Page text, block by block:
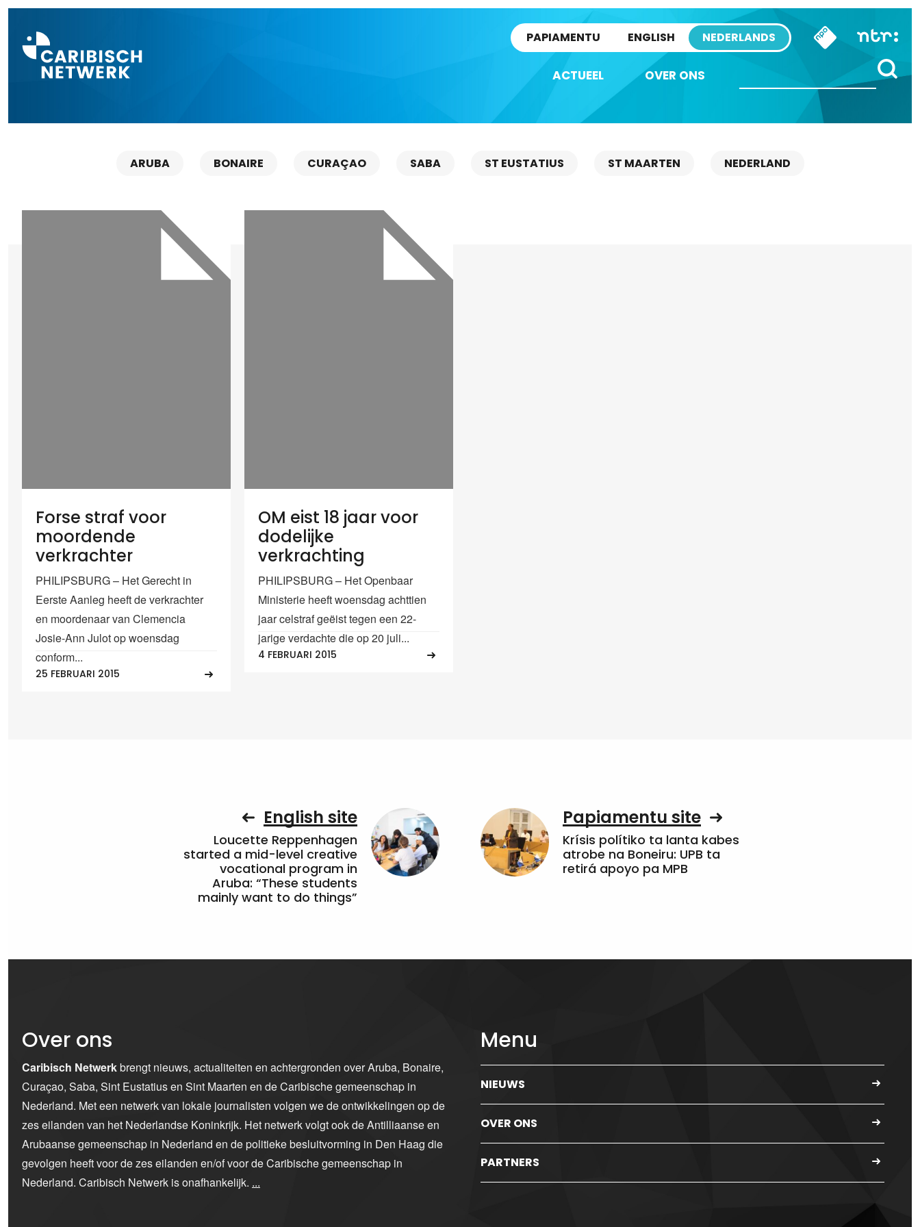
PAPIAMENTU ENGLISH NEDERLANDS
ACTUEEL OVER ONS
ARUBA BONAIRE CURAÇAO SABA ST EUSTATIUS ST MAARTEN NEDERLAND
Forse straf voor
moordende
verkrachter
PHILIPSBURG – Het Gerecht in
Eerste Aanleg heeft de verkrachter
en moordenaar van Clemencia
Josie-Ann Julot op woensdag
conform...
25 FEBRUARI 2015
OM eist 18 jaar voor
dodelijke
verkrachting
PHILIPSBURG – Het Openbaar
Ministerie heeft woensdag achttien
jaar celstraf geëist tegen een 22-
jarige verdachte die op 20 juli...
4 FEBRUARI 2015
English site
Loucette Reppenhagen
started a mid-level creative
vocational program in
Aruba: “These students
mainly want to do things”
Papiamentu site
Krísis polítiko ta lanta kabes
atrobe na Boneiru: UPB ta
retirá apoyo pa MPB
Over ons
Caribisch Netwerkbrengt nieuws, actualiteiten en achtergronden over Aruba, Bonaire,
Curaçao, Saba, Sint Eustatius en Sint Maarten en de Caribische gemeenschap in
Nederland. Met een netwerk van lokale journalisten volgen we de ontwikkelingen op de
zes eilanden van het Nederlandse Koninkrijk. Het netwerk volgt ook de Antilliaanse en
Arubaanse gemeenschap in Nederland en de politieke besluitvorming in Den Haag die
gevolgen heeft voor de zes eilanden en/of voor de Caribische gemeenschap in
Nederland. Caribisch Netwerk is onafhankelijk. ...
Menu
NIEUWS
OVER ONS
PARTNERS